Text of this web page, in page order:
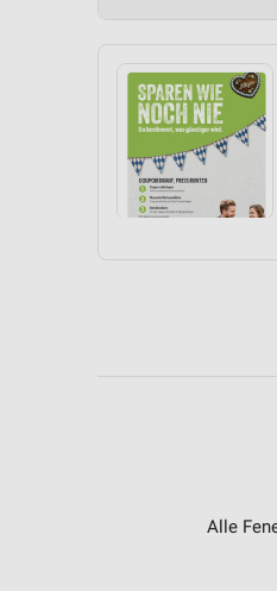
Alle
Messung der Performance von
Analyse von Zielgruppen
Entwicklung und Verbesserung